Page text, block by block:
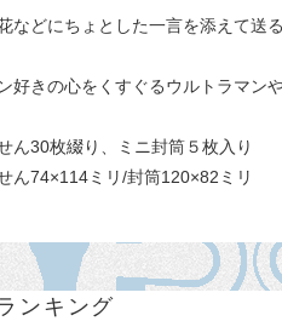
などにちょとした一言を添えて送
好きの心をくすぐるウルトラマン
ん30枚綴り、ミニ封筒５枚入り
ん74×114ミリ/封筒120×82ミリ
ンキング